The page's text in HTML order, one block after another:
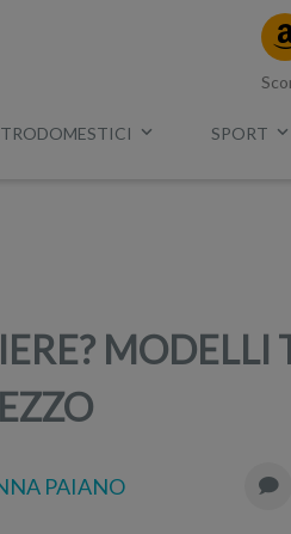
SPORT
MODELLI
PAIANO